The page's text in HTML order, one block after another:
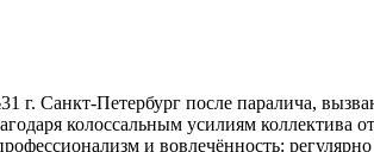
г. Санкт-Петербург после паралича,
колоссальным усилиям коллектива
и вовлечённость: